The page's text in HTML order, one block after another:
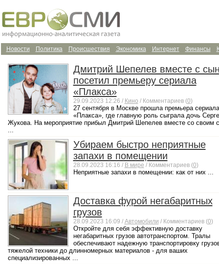
Финансы
Интернет
Экономика
Происшествия
Политика
Новости
Дмитрий Шепелев вместе с
посетил премьеру сериала
«Плакса»
29.09.2023 12:26 / Кино / Комментариев (0)
27 сентября в Москве прошла премьера сериала
«Плакса», где главную роль сыграла дочь
Жукова. На мероприятие прибыл Дмитрий Шепелев вместе со своим
...
Убираем быстро неприятные
запахи в помещении
28.09.2023 16:16 / В мире / Комментариев (0)
Неприятные запахи в помещении: как от них ...
Доставка фурой негабаритных
грузов
28.09.2023 16:09 / Автомобили / Комментариев (0)
Откройте для себя эффективную доставку
негабаритных грузов автотранспортом. Тралы
обеспечивают надежную транспортировку
тяжелой техники до длинномерных материалов - для ваших
специализированных ...